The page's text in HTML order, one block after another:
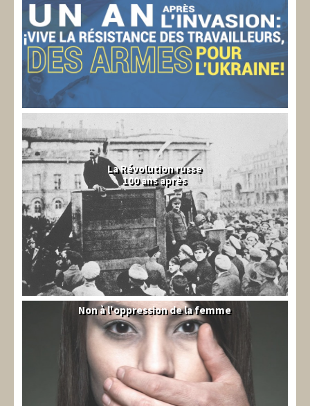
La Révolution russe
100 ans après
Syrie
Non à l'oppression de la femme